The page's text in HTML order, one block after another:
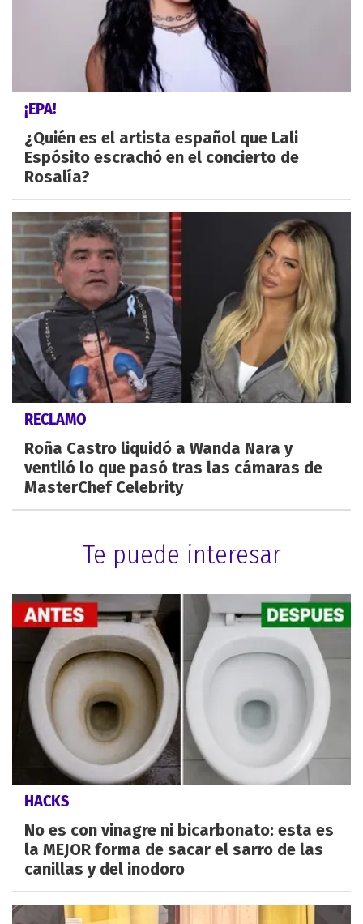
¡EPA!
¿Quién es el artista español que Lali
Espósito escrachó en el concierto de
Rosalía?
RECLAMO
Roña Castro liquidó a Wanda Nara y
ventiló lo que pasó tras las cámaras de
MasterChef Celebrity
Te puede interesar
HACKS
No es con vinagre ni bicarbonato: esta es
la MEJOR forma de sacar el sarro de las
canillas y del inodoro